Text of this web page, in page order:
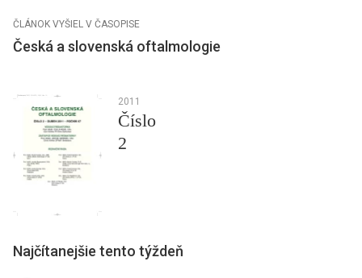
ČLÁNOK VYŠIEL V ČASOPISE
Česká a slovenská oftalmologie
2011
Číslo
2
Najčítanejšie tento týždeň